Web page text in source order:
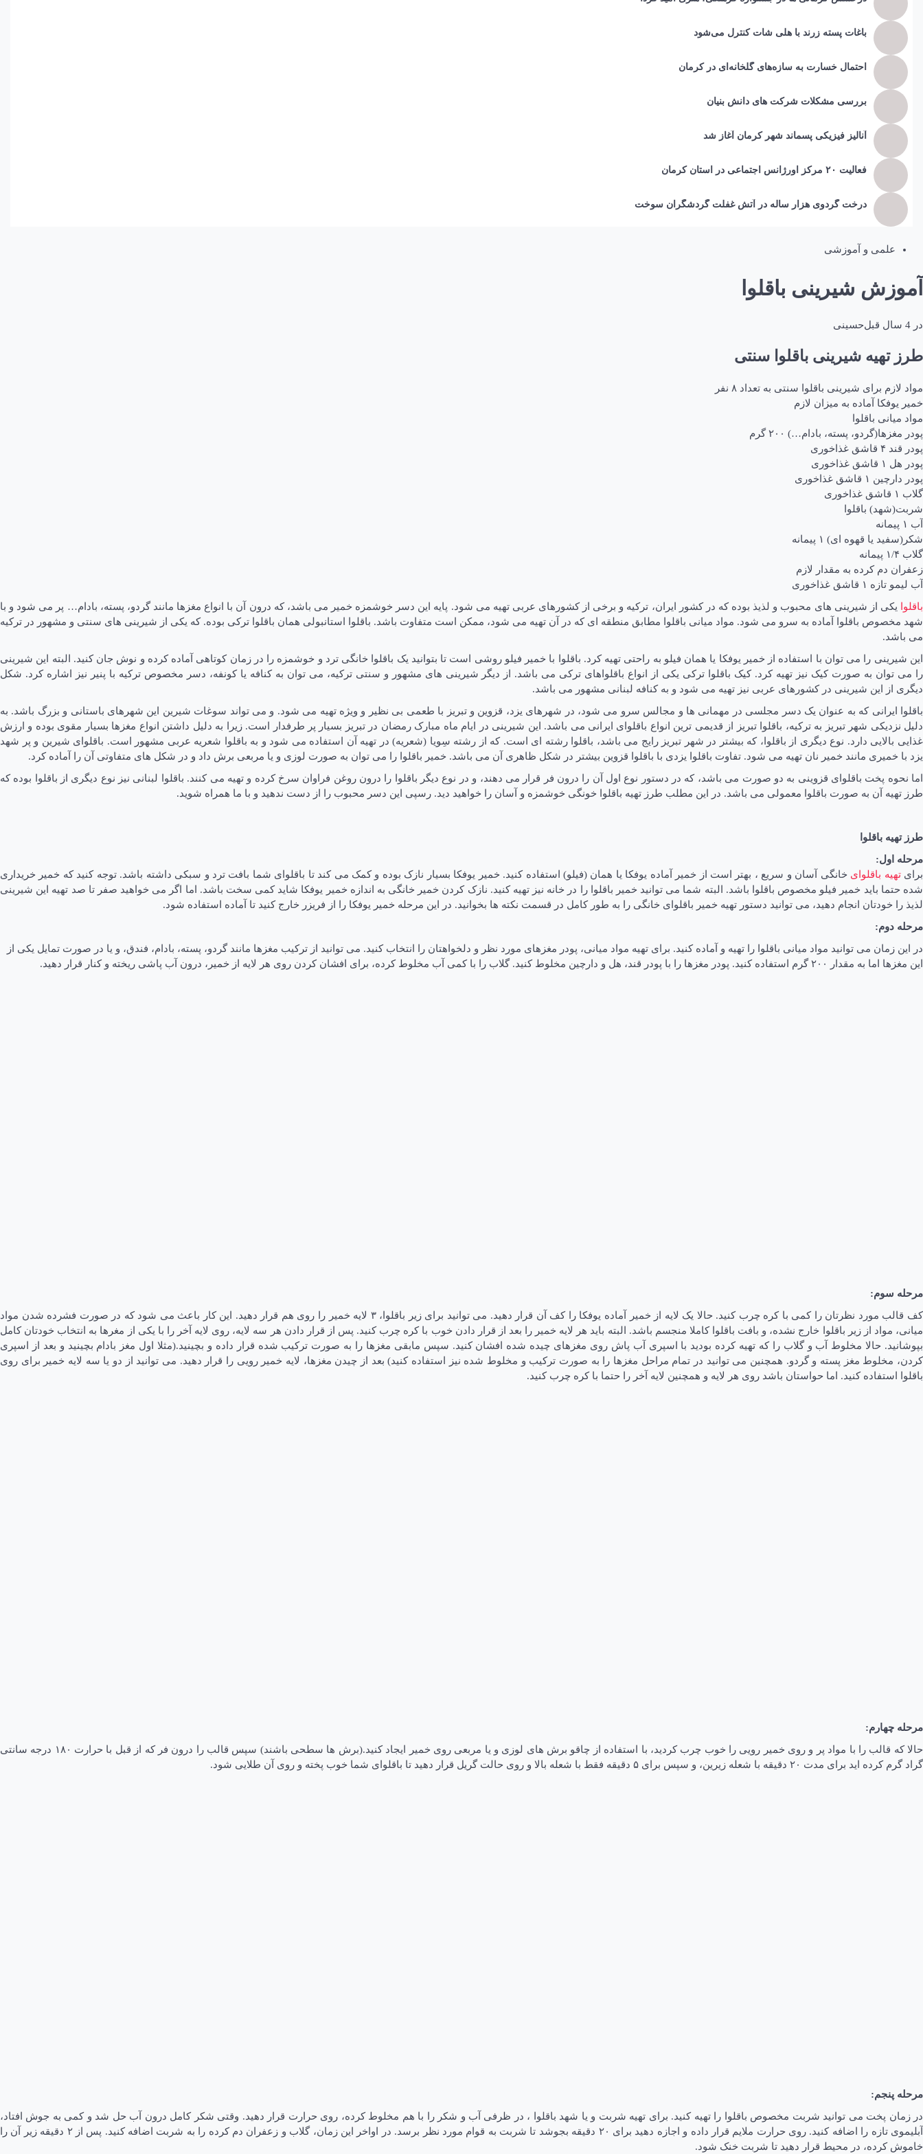
باغات پسته زرند با هلی شات کنترل می‌شود
احتمال خسارت به ساز‌ه‌های گلخانه‌ای در کرمان
بررسی مشکلات شرکت های دانش بنیان
آنالیز فیزیکی پسماند شهر کرمان آغاز شد
فعالیت ۲۰ مرکز اورژانس اجتماعی در استان کرمان
درخت گردوی هزار ساله در آتش غفلت گردشگران سوخت
علمی و آموزشی
آموزش شیرینی باقلوا
در 4 سال قبل حسینی
طرز تهیه شیرینی باقلوا سنتی
مواد لازم برای شیرینی باقلوا سنتی به تعداد ۸ نفر
خمیر یوفکا آماده به میزان لازم
مواد میانی باقلوا
پودر مغزها(گردو، پسته، بادام…) ۲۰۰ گرم
پودر قند ۴ قاشق غذاخوری
پودر هل ۱ قاشق غذاخوری
پودر دارچین ۱ قاشق غذاخوری
گلاب ۱ قاشق غذاخوری
شربت(شهد) باقلوا
آب ۱ پیمانه
شکر(سفید یا قهوه ای) ۱ پیمانه
گلاب ۱/۴ پیمانه
زعفران دم کرده به مقدار لازم
آب لیمو تازه ۱ قاشق غذاخوری
باقلوا
یکی از شیرینی های محبوب و لذیذ بوده که در کشور ایران، ترکیه و برخی از کشورهای عربی تهیه می شود. پایه این دسر خوشمزه خمیر می باشد، که درون آن با انواع مغزها مانند گردو، پسته، بادام… پر می شود و با
شهد مخصوص باقلوا آماده به سرو می شود. مواد میانی باقلوا مطابق منطقه ای که در آن تهیه می شود، ممکن است متفاوت باشد. باقلوا استانبولی همان باقلوا ترکی بوده. که یکی از شیرینی های سنتی و مشهور در ترکیه
می باشد.
این شیرینی را می توان با استفاده از خمیر یوفکا یا همان فیلو به راحتی تهیه کرد. باقلوا با خمیر فیلو روشی است تا بتوانید یک باقلوا خانگی ترد و خوشمزه را در زمان کوتاهی آماده کرده و نوش جان کنید. البته این شیرینی
را می توان به صورت کیک نیز تهیه کرد. کیک باقلوا ترکی یکی از انواع باقلواهای ترکی می باشد. از دیگر شیرینی های مشهور و سنتی ترکیه، می توان به کنافه یا کونفه، دسر مخصوص ترکیه با پنیر نیز اشاره کرد. شکل
دیگری از این شیرینی در کشورهای عربی نیز تهیه می شود و به کنافه لبنانی مشهور می باشد.
باقلوا ایرانی که به عنوان یک دسر مجلسی در مهمانی ها و مجالس سرو می شود، در شهرهای یزد، قزوین و تبریز با طعمی بی نظیر و ویژه تهیه می شود. و می تواند سوغات شیرین این شهرهای باستانی و بزرگ باشد. به
دلیل نزدیکی شهر تبریز به ترکیه، باقلوا تبریز از قدیمی ترین انواع باقلوای ایرانی می باشد. این شیرینی در ایام ماه مبارک رمضان در تبریز بسیار پر طرفدار است. زیرا به دلیل داشتن انواع مغزها بسیار مقوی بوده و ارزش
غذایی بالایی دارد. نوع دیگری از باقلوا، که بیشتر در شهر تبریز رایج می باشد، باقلوا رشته ای است. که از رشته سِویا (شعریه) در تهیه آن استفاده می شود و به باقلوا شعریه عربی مشهور است. باقلوای شیرین و پر شهد
یزد با خمیری مانند خمیر نان تهیه می شود. تفاوت باقلوا یزدی با باقلوا قزوین بیشتر در شکل ظاهری آن می باشد. خمیر باقلوا را می توان به صورت لوزی و یا مربعی برش داد و در شکل های متفاوتی آن را آماده کرد.
اما نحوه پخت باقلوای قزوینی به دو صورت می باشد، که در دستور نوع اول آن را درون فر قرار می دهند، و در نوع دیگر باقلوا را درون روغن فراوان سرخ کرده و تهیه می کنند. باقلوا لبنانی نیز نوع دیگری از باقلوا بوده که
طرز تهیه آن به صورت باقلوا معمولی می باشد. در این مطلب طرز تهیه باقلوا خونگی خوشمزه و آسان را خواهید دید. رسپی این دسر محبوب را از دست ندهید و با ما همراه شوید.
طرز تهیه باقلوا
مرحله اول:
برایتهیه باقلوای خانگی آسان و سریع ، بهتر است از خمیر آماده یوفکا یا همان (فیلو) استفاده کنید. خمیر یوفکا بسیار نازک بوده و کمک می کند تا باقلوای شما بافت ترد و سبکی داشته باشد. توجه کنید که خمیر خریداری
شده حتما باید خمیر فیلو مخصوص باقلوا باشد. البته شما می توانید خمیر باقلوا را در خانه نیز تهیه کنید. نازک کردن خمیر خانگی به اندازه خمیر یوفکا شاید کمی سخت باشد. اما اگر می خواهید صفر تا صد تهیه این شیرینی
لذیذ را خودتان انجام دهید، می توانید دستور تهیه خمیر باقلوای خانگی را به طور کامل در قسمت نکته ها بخوانید. در این مرحله خمیر یوفکا را از فریزر خارج کنید تا آماده استفاده شود.
مرحله دوم:
در این زمان می توانید مواد میانی باقلوا را تهیه و آماده کنید. برای تهیه مواد میانی، پودر مغزهای مورد نظر و دلخواهتان را انتخاب کنید. می توانید از ترکیب مغزها مانند گردو، پسته، بادام، فندق، و یا در صورت تمایل یکی از
این مغزها اما به مقدار ۲۰۰ گرم استفاده کنید. پودر مغزها را با پودر قند، هل و دارچین مخلوط کنید. گلاب را با کمی آب مخلوط کرده، برای افشان کردن روی هر لایه از خمیر، درون آب پاشی ریخته و کنار قرار دهید.
مرحله سوم:
کف قالب مورد نظرتان را کمی با کره چرب کنید. حالا یک لایه از خمیر آماده یوفکا را کف آن قرار دهید. می توانید برای زیر باقلوا، ۳ لایه خمیر را روی هم قرار دهید. این کار باعث می شود که در صورت فشرده شدن مواد
میانی، مواد از زیر باقلوا خارج نشده، و بافت باقلوا کاملا منجسم باشد. البته باید هر لایه خمیر را بعد از قرار دادن خوب با کره چرب کنید. پس از قرار دادن هر سه لایه، روی لایه آخر را با یکی از مغرها به انتخاب خودتان کامل
بپوشانید. حالا مخلوط آب و گلاب را که تهیه کرده بودید با اسپری آب پاش روی مغزهای چیده شده افشان کنید. سپس مابقی مغزها را به صورت ترکیب شده قرار داده و بچینید.(مثلا اول مغز بادام بچینید و بعد از اسپری
کردن، مخلوط مغز پسته و گردو. همچنین می توانید در تمام مراحل مغزها را به صورت ترکیب و مخلوط شده نیز استفاده کنید) بعد از چیدن مغزها، لایه خمیر رویی را قرار دهید. می توانید از دو یا سه لایه خمیر برای روی
باقلوا استفاده کنید. اما حواستان باشد روی هر لایه و همچنین لایه آخر را حتما با کره چرب کنید.
مرحله چهارم:
حالا که قالب را با مواد پر و روی خمیر رویی را خوب چرب کردید، با استفاده از چاقو برش های لوزی و یا مربعی روی خمیر ایجاد کنید.(برش ها سطحی باشند) سپس قالب را درون فر که از قبل با حرارت ۱۸۰ درجه سانتی
گراد گرم کرده اید برای مدت ۲۰ دقیقه با شعله زیرین، و سپس برای ۵ دقیقه فقط با شعله بالا و روی حالت گریل قرار دهید تا باقلوای شما خوب پخته و روی آن طلایی شود.
مرحله پنجم:
در زمان پخت می توانید شربت مخصوص باقلوا را تهیه کنید. برای تهیه شربت و یا شهد باقلوا ، در ظرفی آب و شکر را با هم مخلوط کرده، روی حرارت قرار دهید. وقتی شکر کامل درون آب حل شد و کمی به جوش افتاد،
آبلیموی تازه را اضافه کنید. روی حرارت ملایم قرار داده و اجازه دهید برای ۲۰ دقیقه بجوشد تا شربت به قوام مورد نظر برسد. در اواخر این زمان، گلاب و زعفران دم کرده را به شربت اضافه کنید. پس از ۲ دقیقه زیر آن را
خاموش کرده، در محیط قرار دهید تا شربت خنک شود.